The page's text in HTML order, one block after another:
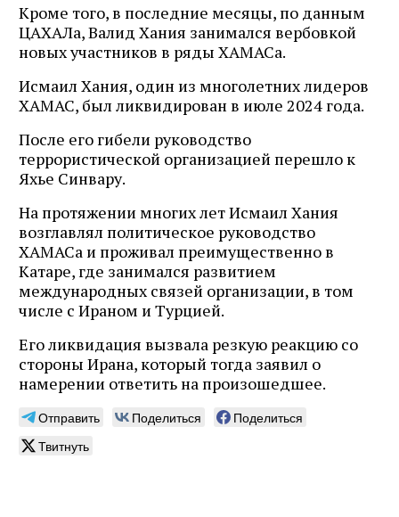
Кроме того, в последние месяцы, по данным
ЦАХАЛа, Валид Хания занимался вербовкой
новых участников в ряды ХАМАСа.
Исмаил Хания, один из многолетних лидеров
ХАМАС, был ликвидирован в июле 2024 года.
После его гибели руководство
террористической организацией перешло к
Яхье Синвару.
На протяжении многих лет Исмаил Хания
возглавлял политическое руководство
ХАМАСа и проживал преимущественно в
Катаре, где занимался развитием
международных связей организации, в том
числе с Ираном и Турцией.
Его ликвидация вызвала резкую реакцию со
стороны Ирана, который тогда заявил о
намерении ответить на произошедшее.
Отправить Поделиться
Поделиться
Твитнуть